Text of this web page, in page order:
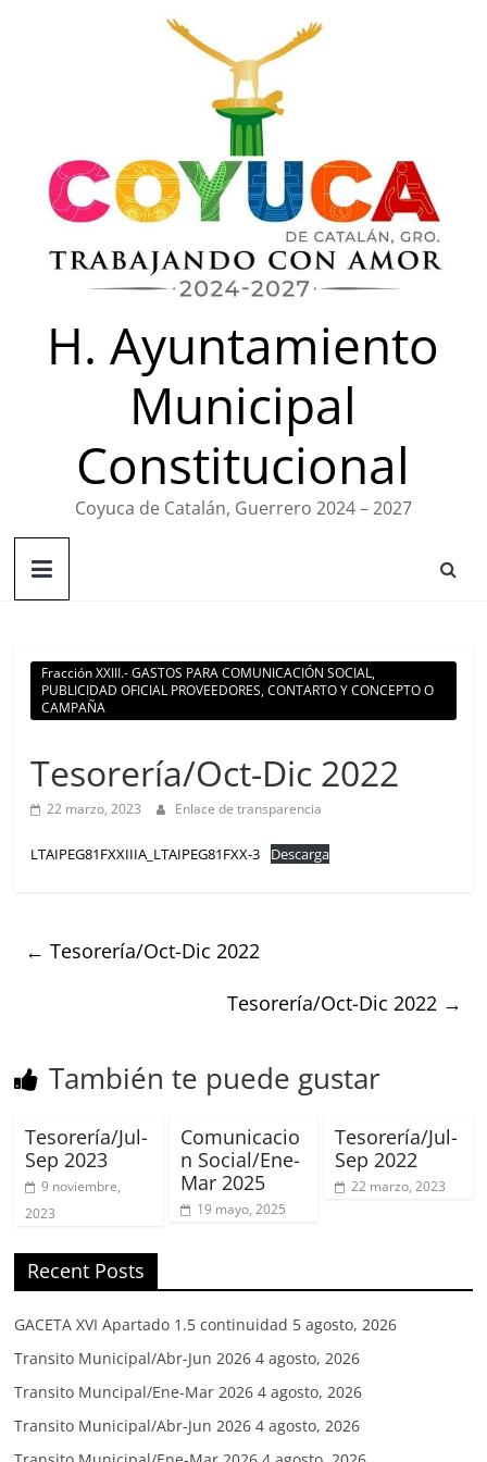
H. Ayuntamiento
Municipal
Constitucional
Coyuca de Catalán, Guerrero 2024 – 2027
Fracción XXIII.- GASTOS PARA COMUNICACIÓN SOCIAL,
PUBLICIDAD OFICIAL PROVEEDORES, CONTARTO Y CONCEPTO O
CAMPAÑA
Tesorería/Oct-Dic 2022
22 marzo, 2023 Enlace de transparencia
LTAIPEG81FXXIIIA_LTAIPEG81FXX-3 Descarga
← Tesorería/Oct-Dic 2022
Tesorería/Oct-Dic 2022 →
También te puede gustar
Tesorería/Jul-
Sep 2023
9 noviembre,
2023
Comunicacio
n Social/Ene-
Mar 2025
19 mayo, 2025
Tesorería/Jul-
Sep 2022
22 marzo, 2023
Recent Posts
GACETA XVI Apartado 1.5 continuidad 5 agosto, 2026
Transito Municipal/Abr-Jun 2026 4 agosto, 2026
Transito Muncipal/Ene-Mar 2026 4 agosto, 2026
Transito Municipal/Abr-Jun 2026 4 agosto, 2026